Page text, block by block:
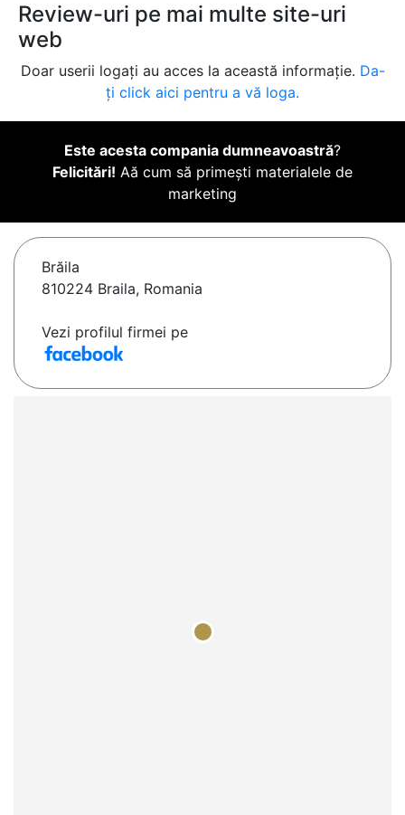
Review-uri pe mai multe site-uri
web
Doar userii logați au acces la această informație. Da-
ți click aici pentru a vă loga.
Este acesta compania dumneavoastră?
Felicitări! Aă cum să primești materialele de
marketing
Brăila
810224 Braila, Romania
Vezi profilul firmei pe